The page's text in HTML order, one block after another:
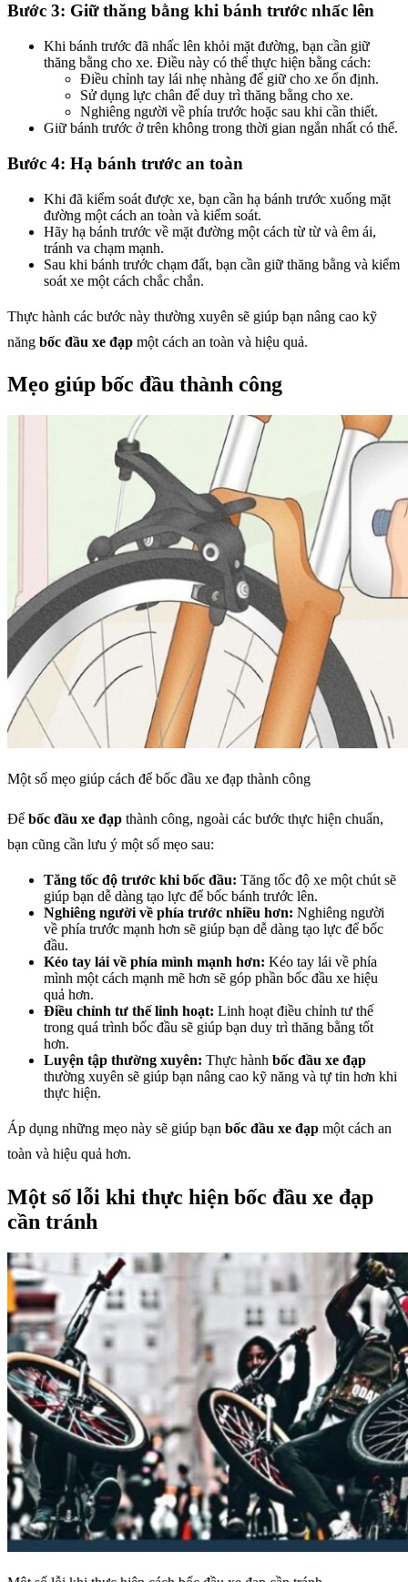
Bước 3: Giữ thăng bằng khi bánh trước nhấc lên
Khi bánh trước đã nhấc lên khỏi mặt đường, bạn cần giữ
thăng bằng cho xe. Điều này có thể thực hiện bằng cách:
Điều chỉnh tay lái nhẹ nhàng để giữ cho xe ổn định.
Sử dụng lực chân để duy trì thăng bằng cho xe.
Nghiêng người về phía trước hoặc sau khi cần thiết.
Giữ bánh trước ở trên không trong thời gian ngắn nhất có thể.
Bước 4: Hạ bánh trước an toàn
Khi đã kiểm soát được xe, bạn cần hạ bánh trước xuống mặt
đường một cách an toàn và kiểm soát.
Hãy hạ bánh trước về mặt đường một cách từ từ và êm ái,
tránh va chạm mạnh.
Sau khi bánh trước chạm đất, bạn cần giữ thăng bằng và kiểm
soát xe một cách chắc chắn.
Thực hành các bước này thường xuyên sẽ giúp bạn nâng cao kỹ
năng bốc đầu xe đạp một cách an toàn và hiệu quả.
Mẹo giúp bốc đầu thành công
Một số mẹo giúp cách để bốc đầu xe đạp thành công
Để bốc đầu xe đạp thành công, ngoài các bước thực hiện chuẩn,
bạn cũng cần lưu ý một số mẹo sau:
Tăng tốc độ trước khi bốc đầu: Tăng tốc độ xe một chút sẽ
giúp bạn dễ dàng tạo lực để bốc bánh trước lên.
Nghiêng người về phía trước nhiều hơn: Nghiêng người
về phía trước mạnh hơn sẽ giúp bạn dễ dàng tạo lực để bốc
đầu.
Kéo tay lái về phía mình mạnh hơn: Kéo tay lái về phía
mình một cách mạnh mẽ hơn sẽ góp phần bốc đầu xe hiệu
quả hơn.
Điều chỉnh tư thế linh hoạt: Linh hoạt điều chỉnh tư thế
trong quá trình bốc đầu sẽ giúp bạn duy trì thăng bằng tốt
hơn.
Luyện tập thường xuyên: Thực hành bốc đầu xe đạp
thường xuyên sẽ giúp bạn nâng cao kỹ năng và tự tin hơn khi
thực hiện.
Áp dụng những mẹo này sẽ giúp bạn bốc đầu xe đạp một cách an
toàn và hiệu quả hơn.
Một số lỗi khi thực hiện bốc đầu xe đạp
cần tránh